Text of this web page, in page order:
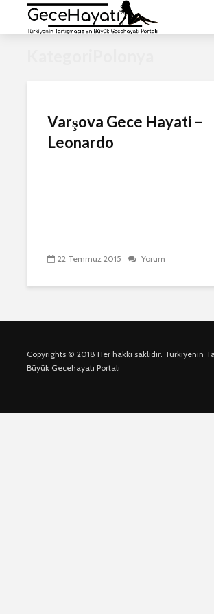
Varşova Gece Hayati‏ –
Leonardo
22 Temmuz 2015 Yorum
Copyrights © 2018 Her hakkı saklıdır. Türkiyenin
Büyük Gecehayatı Portalı